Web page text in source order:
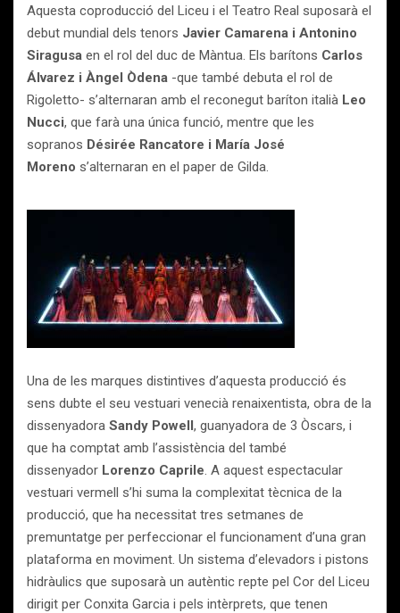
Aquesta coproducció del Liceu i el Teatro Real suposarà el
debut mundial dels tenors Javier Camarena i Antonino
Siragusa en el rol del duc de Màntua. Els barítons Carlos
Álvarez i Àngel Òdena -que també debuta el rol de
Rigoletto- s’alternaran amb el reconegut baríton italià Leo
Nucci, que farà una única funció, mentre que les
sopranos Désirée Rancatore i María José
Moreno s’alternaran en el paper de Gilda.
Una de les marques distintives d’aquesta producció és
sens dubte el seu vestuari venecià renaixentista, obra de la
dissenyadora Sandy Powell, guanyadora de 3 Òscars, i
que ha comptat amb l’assistència del també
dissenyador Lorenzo Caprile. A aquest espectacular
vestuari vermell s’hi suma la complexitat tècnica de la
producció, que ha necessitat tres setmanes de
premuntatge per perfeccionar el funcionament d’una gran
plataforma en moviment. Un sistema d’elevadors i pistons
hidràulics que suposarà un autèntic repte pel Cor del Liceu
dirigit per Conxita Garcia i pels intèrprets, que tenen